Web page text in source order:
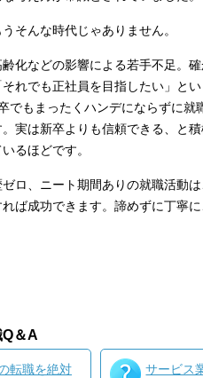
そんな時代じゃありません。
化などの影響による若手不足。
れでも正社員を目指したい」と
でもまったくハンデにならずに就
実は新卒よりも信頼できる、と
るほどです。
ロ、ニート期間ありの就職活動
ば成功できます。諦めずに丁寧
＆A
転職を絶対
サービス